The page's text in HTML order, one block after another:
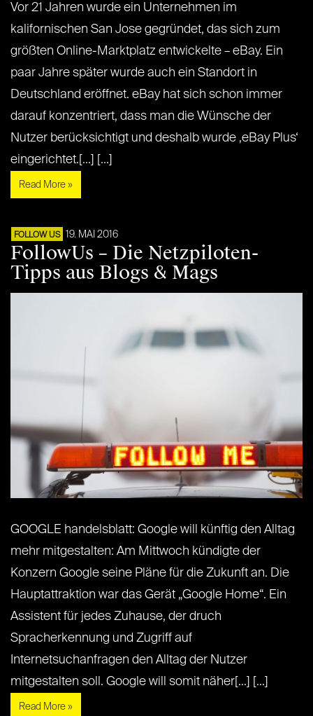
Vor 21 Jahren wurde ein Unternehmen im
kalifornischen San Jose gegründet, das sich zum
größten Online-Marktplatz entwickelte – eBay. Ein
paar Jahre später wurde auch ein Standort in
Deutschland eröffnet. eBay hat sich schon immer
darauf konzentriert, dass man die Wünsche der
Nutzer berücksichtigt und deshalb wurde ‚eBay Plus‘
eingerichtet.[...] [...]
Read More »
FOLLOW US 19. MAI 2016
FollowUs – Die Netzpiloten-
Tipps aus Blogs & Mags
GOOGLE handelsblatt: Google will künftig den Alltag
mehr mitgestalten: Am Mittwoch kündigte der
Konzern Google seine Pläne für die Zukunft an. Die
Hauptattraktion war das Gerät „Google Home“. Ein
Assistent für jedes Zuhause, der druch
Spracherkennung und Zugriff auf
Internetsuchanfragen den Alltag der Nutzer
mitgestalten soll. Google will somit näher[...] [...]
Read More »